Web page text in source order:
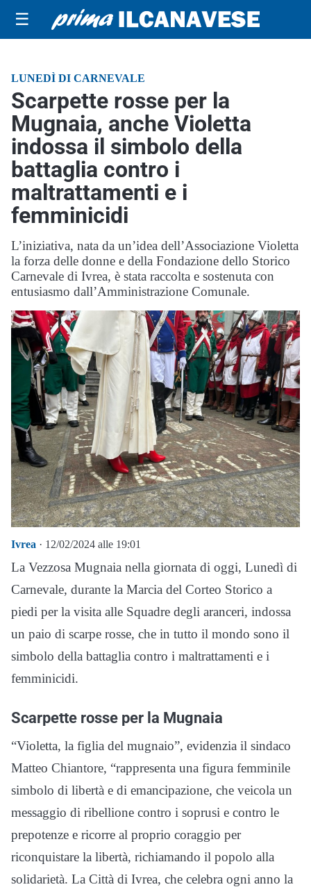
☰
LUNEDÌ DI CARNEVALE
Scarpette rosse per la
Mugnaia, anche Violetta
indossa il simbolo della
battaglia contro i
maltrattamenti e i
femminicidi
L’iniziativa, nata da un’idea dell’Associazione Violetta
la forza delle donne e della Fondazione dello Storico
Carnevale di Ivrea, è stata raccolta e sostenuta con
entusiasmo dall’Amministrazione Comunale.
Ivrea · 12/02/2024 alle 19:01
La Vezzosa Mugnaia nella giornata di oggi, Lunedì di
Carnevale, durante la Marcia del Corteo Storico a
piedi per la visita alle Squadre degli aranceri, indossa
un paio di scarpe rosse, che in tutto il mondo sono il
simbolo della battaglia contro i maltrattamenti e i
femminicidi.
Scarpette rosse per la Mugnaia
“Violetta, la figlia del mugnaio”, evidenzia il sindaco
Matteo Chiantore, “rappresenta una figura femminile
simbolo di libertà e di emancipazione, che veicola un
messaggio di ribellione contro i soprusi e contro le
prepotenze e ricorre al proprio coraggio per
riconquistare la libertà, richiamando il popolo alla
solidarietà. La Città di Ivrea, che celebra ogni anno la